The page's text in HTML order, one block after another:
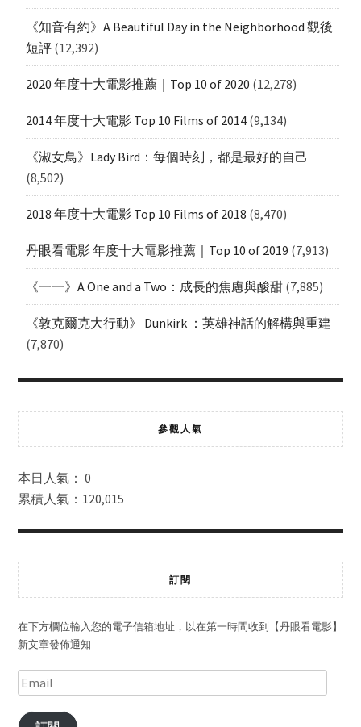
《知音有約》A Beautiful Day in the Neighborhood 觀後
短評 (12,392)
2020 年度十大電影推薦｜Top 10 of 2020 (12,278)
2014 年度十大電影 Top 10 Films of 2014 (9,134)
《淑女鳥》Lady Bird：每個時刻，都是最好的自己
(8,502)
2018 年度十大電影 Top 10 Films of 2018 (8,470)
丹眼看電影 年度十大電影推薦｜Top 10 of 2019 (7,913)
《一一》A One and a Two：成長的焦慮與酸甜 (7,885)
《敦克爾克大行動》 Dunkirk ：英雄神話的解構與重建
(7,870)
參觀人氣
本日人氣： 0
累積人氣：120,015
訂閱
在下方欄位輸入您的電子信箱地址，以在第一時間收到【丹眼看電影】
新文章發佈通知